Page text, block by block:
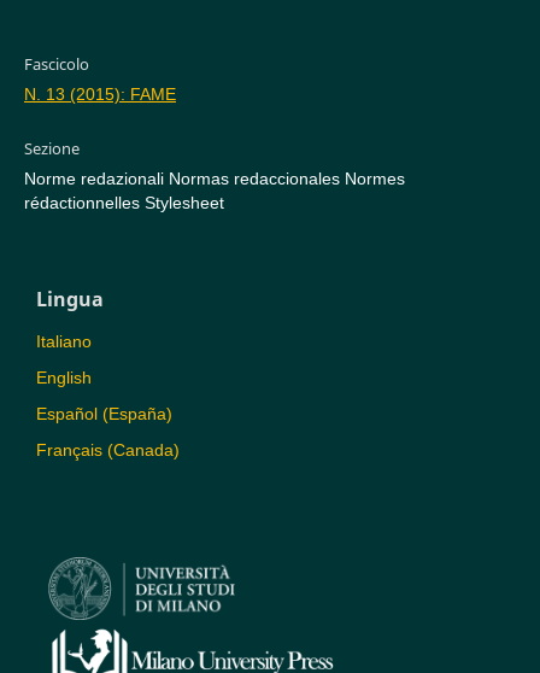
Fascicolo
N. 13 (2015): FAME
Sezione
Norme redazionali Normas redaccionales Normes
rédactionnelles Stylesheet
Lingua
Italiano
English
Español (España)
Français (Canada)